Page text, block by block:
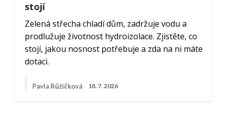
stojí
Zelená střecha chladí dům, zadržuje vodu a
prodlužuje životnost hydroizolace. Zjistěte, co
stojí, jakou nosnost potřebuje a zda na ni máte
dotaci.
Pavla Růžičková 18. 7. 2026